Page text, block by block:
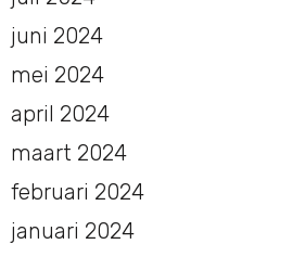
juni 2024
mei 2024
april 2024
maart 2024
februari 2024
januari 2024